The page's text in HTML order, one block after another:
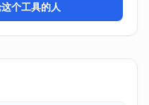
个工具的人